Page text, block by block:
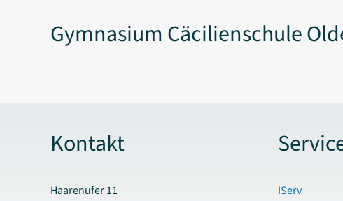
Gymnasium Cäcilienschule
Kontakt
Haarenufer 11
IServ